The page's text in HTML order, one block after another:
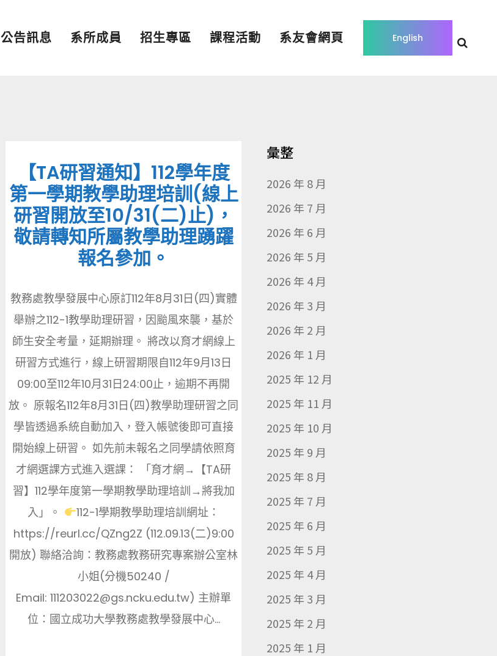
English
公告訊息 系所成員 招生專區 課程活動 系友會網頁
【TA研習通知】112學年度
第一學期教學助理培訓(線上
研習開放至10/31(二)止)，
敬請轉知所屬教學助理踴躍
報名參加。
教務處教學發展中心原訂112年8月31日(四)實體
舉辦之112-1教學助理研習，因颱風來襲，基於
師生安全考量，延期辦理。 將改以育才網線上
研習方式進行，線上研習期限自112年9月13日
09:00至112年10月31日24:00止，逾期不再開
放。 原報名112年8月31日(四)教學助理研習之同
學皆透過系統自動加入，登入帳號後即可直接
開始線上研習。 如先前未報名之同學請依照育
才網選課方式進入選課： 「育才網→【TA研
習】112學年度第一學期教學助理培訓→將我加
入」。
112-1學期教學助理培訓網址：
https://reurl.cc/QZng2Z (112.09.13(二)9:00
開放) 聯絡洽詢：教務處教務研究專案辦公室林
小姐(分機50240 /
Email: 111203022@gs.ncku.edu.tw) 主辦單
位：國立成功大學教務處教學發展中心...
彙整
2026 年 8 月
2026 年 7 月
2026 年 6 月
2026 年 5 月
2026 年 4 月
2026 年 3 月
2026 年 2 月
2026 年 1 月
2025 年 12 月
2025 年 11 月
2025 年 10 月
2025 年 9 月
2025 年 8 月
2025 年 7 月
2025 年 6 月
2025 年 5 月
2025 年 4 月
2025 年 3 月
2025 年 2 月
2025 年 1 月